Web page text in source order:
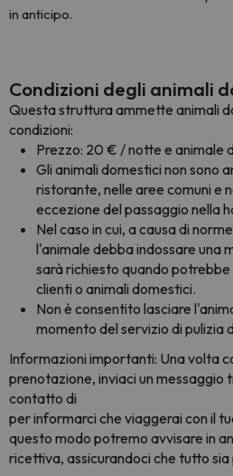
in anticipo.
Condizioni degli animali
Questa struttura ammette animali
condizioni:
Prezzo: 20 € / notte e animale
Gli animali domestici non sono
ristorante, nelle aree comuni e
eccezione del passaggio nella
Nel caso in cui, a causa di
l'animale debba indossare una
sarà richiesto quando
clienti o animali domestici.
Non è consentito lasciare
momento del servizio di pulizia
Informazioni importanti: Una volta
prenotazione, inviaci un messaggio
contatto di
per informarci che viaggerai con il
questo modo potremo avvisare in
ricettiva, assicurandoci che tutto